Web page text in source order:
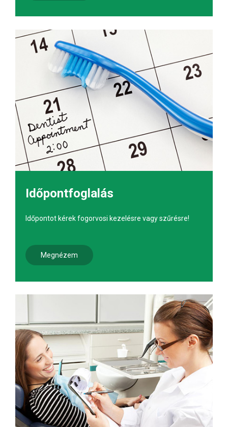
Időpontfoglalás
Időpontot kérek fogorvosi kezelésre vagy szűrésre!
Megnézem